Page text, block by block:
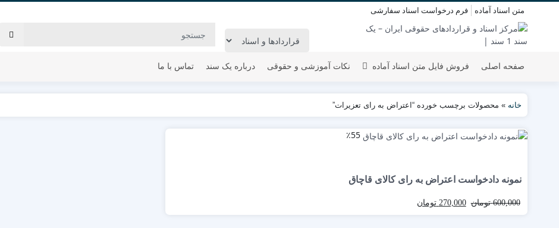
متن اسناد آماده فرم درخواست اسناد سفارشی
صفحه اصلی فروش فایل متن اسناد آماده نکات آموزشی و حقوقی درباره یک سند تماس با ما
خانه » محصولات برچسب خورده “اعتراض به رای تعزیرات”
٪55
نمونه دادخواست اعتراض به رای کالای قاچاق
600,000 تومان 270,000 تومان